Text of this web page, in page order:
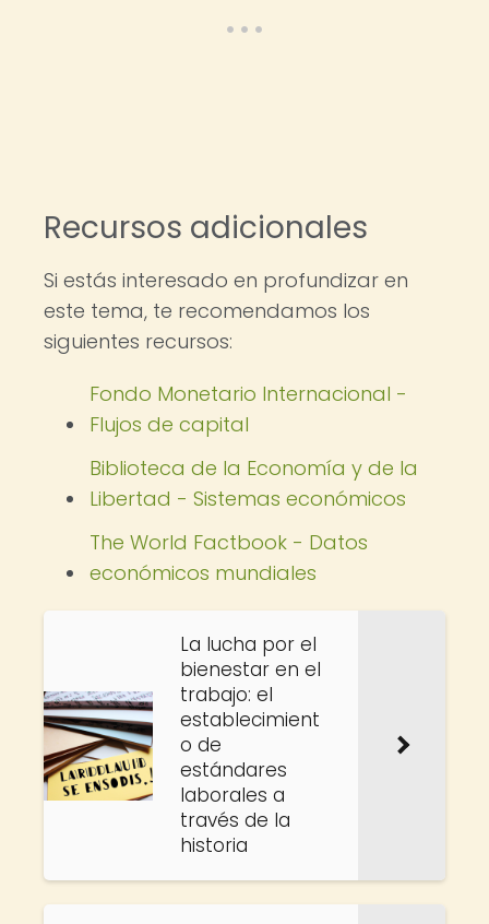
Recursos adicionales
Si estás interesado en profundizar en
este tema, te recomendamos los
siguientes recursos:
Fondo Monetario Internacional -
Flujos de capital
Biblioteca de la Economía y de la
Libertad - Sistemas económicos
The World Factbook - Datos
económicos mundiales
La lucha por el
bienestar en el
trabajo: el
establecimient
o de
estándares
laborales a
través de la
historia